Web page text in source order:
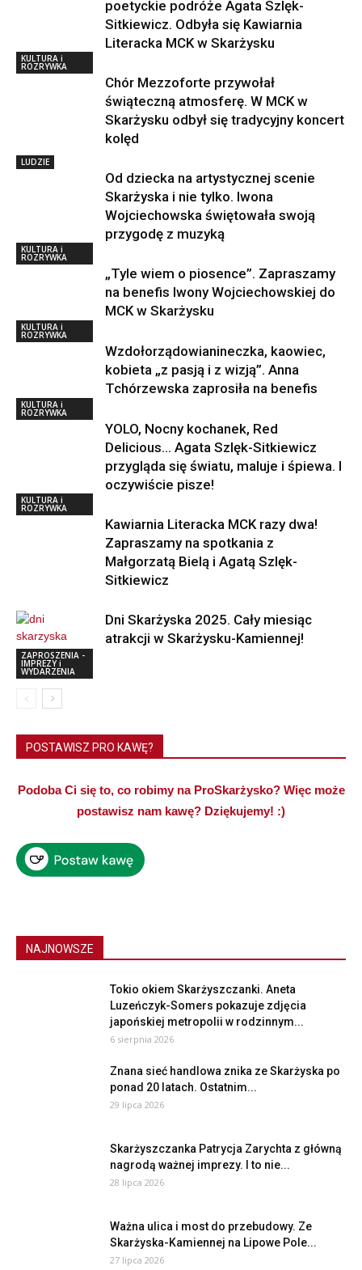
poetyckie podróże Agata Szlęk-
Sitkiewicz. Odbyła się Kawiarnia
Literacka MCK w Skarżysku
KULTURA i
ROZRYWKA
Chór Mezzoforte przywołał
świąteczną atmosferę. W MCK w
Skarżysku odbył się tradycyjny koncert
kolęd
LUDZIE
Od dziecka na artystycznej scenie
Skarżyska i nie tylko. Iwona
Wojciechowska świętowała swoją
przygodę z muzyką
KULTURA i
ROZRYWKA
„Tyle wiem o piosence”. Zapraszamy
na benefis Iwony Wojciechowskiej do
MCK w Skarżysku
KULTURA i
ROZRYWKA
Wzdołorządowianineczka, kaowiec,
kobieta „z pasją i z wizją”. Anna
Tchórzewska zaprosiła na benefis
KULTURA i
ROZRYWKA
YOLO, Nocny kochanek, Red
Delicious… Agata Szlęk-Sitkiewicz
przygląda się światu, maluje i śpiewa. I
oczywiście pisze!
KULTURA i
ROZRYWKA
Kawiarnia Literacka MCK razy dwa!
Zapraszamy na spotkania z
Małgorzatą Bielą i Agatą Szlęk-
Sitkiewicz
ZAPROSZENIA -
IMPREZY i
WYDARZENIA
Dni Skarżyska 2025. Cały miesiąc
atrakcji w Skarżysku-Kamiennej!
POSTAWISZ PRO KAWĘ?
Podoba Ci się to, co robimy na ProSkarżysko? Więc może
postawisz nam kawę? Dziękujemy! :)
NAJNOWSZE
Tokio okiem Skarżyszczanki. Aneta
Luzeńczyk-Somers pokazuje zdjęcia
japońskiej metropolii w rodzinnym...
6 sierpnia 2026
Znana sieć handlowa znika ze Skarżyska po
ponad 20 latach. Ostatnim...
29 lipca 2026
Skarżyszczanka Patrycja Zarychta z główną
nagrodą ważnej imprezy. I to nie...
28 lipca 2026
Ważna ulica i most do przebudowy. Ze
Skarżyska-Kamiennej na Lipowe Pole...
27 lipca 2026